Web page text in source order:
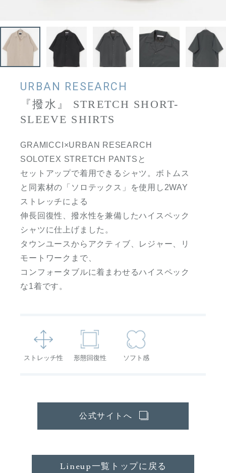
URBAN RESEARCH
『撥水』 STRETCH SHORT-
SLEEVE SHIRTS
GRAMICCI×URBAN RESEARCH
SOLOTEX STRETCH PANTSと
セットアップで着用できるシャツ。ボトムス
と同素材の「ソロテックス」を使用し2WAY
ストレッチによる
伸長回復性、撥水性を兼備したハイスペック
シャツに仕上げました。
タウンユースからアクティブ、レジャー、リ
モートワークまで、
コンフォータブルに着まわせるハイスペック
な1着です。
ストレッチ性 形態回復性 ソフト感
公式サイトへ
Lineup一覧トップに戻る